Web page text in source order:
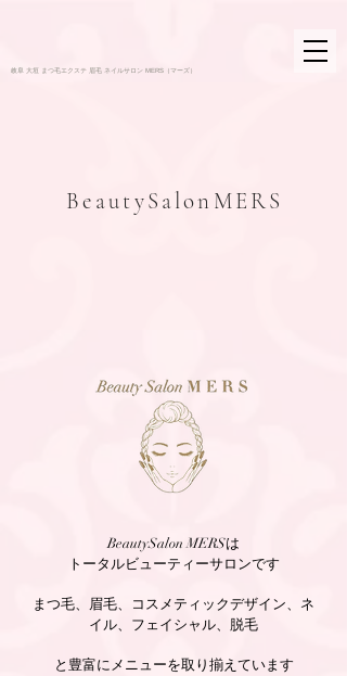
岐阜 大垣 まつ毛エクステ 眉毛 ネイルサロン MERS（マーズ）
BeautySalon MERS
BeautySalon MERSは
トータルビューティーサロンです
まつ毛、眉毛、コスメティックデザイン、ネ
イル、フェイシャル、脱毛
と豊富にメニューを取り揃えています